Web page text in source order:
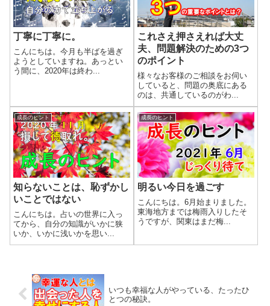
丁寧に丁寧に。
こんにちは。今月も半ばを過ぎ
ようとしていますね。あっとい
う間に、2020年は終わ...
これさえ押さえれば大丈
夫、問題解決のための3つ
のポイント
様々なお客様のご相談をお伺い
していると、問題の奥底にある
のは、共通しているのがわ...
成長のヒント
知らないことは、恥ずかし
いことではない
こんにちは。占いの世界に入っ
てから、自分の知識がいかに狭
いか、いかに浅いかを思い...
成長のヒント
明るい今日を過ごす
こんにちは。6月始まりました。
東海地方までは梅雨入りしたそ
うですが、関東はまだ梅...
いつも幸福な人がやっている、たったひ
とつの秘訣。